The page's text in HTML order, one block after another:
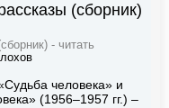
(сборник)
- читать
человека» и
(1956–1957 гг.) –